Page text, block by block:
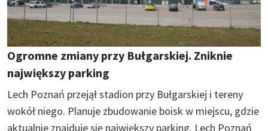
Ogromne zmiany przy Bułgarskiej. Zniknie
największy parking
Lech Poznań przejął stadion przy Bułgarskiej i tereny
wokół niego. Planuje zbudowanie boisk w miejscu, gdzie
aktualnie znajduje się największy parking. Lech Poznań